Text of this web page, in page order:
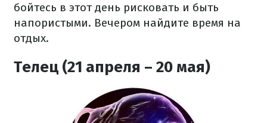
бойтесь в этот день рисковать и быть
напористыми. Вечером найдите время на
отдых.
Телец (21 апреля – 20 мая)